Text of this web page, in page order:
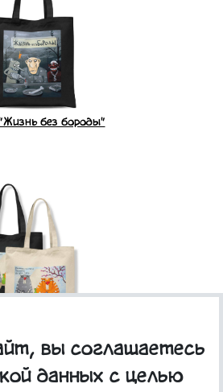
без бороды"
"В шалмане"
вы соглашаетесь
данных с целью